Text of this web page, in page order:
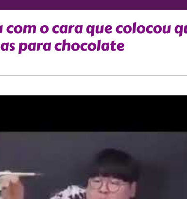
com o cara que colocou
para chocolate